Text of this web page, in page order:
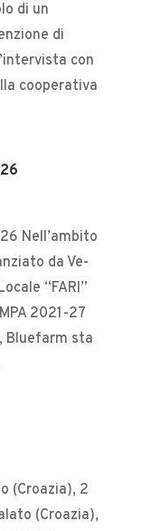
di un
di
con
cooperativa
Nell’ambito
da Ve-
“FARI”
2021-27
Bluefarm sta
(Croazia), 2
(Croazia),